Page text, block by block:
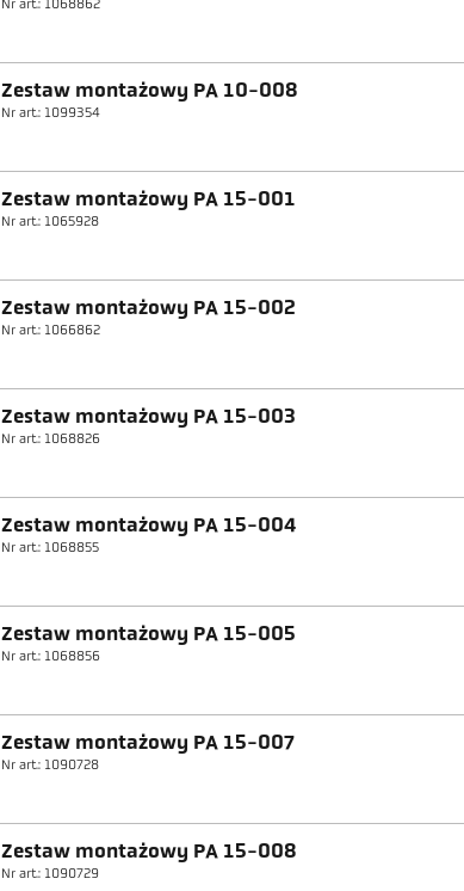
Nr art.: 1068862
Zestaw montażowy PA 10-008
Nr art.: 1099354
Zestaw montażowy PA 15-001
Nr art.: 1065928
Zestaw montażowy PA 15-002
Nr art.: 1066862
Zestaw montażowy PA 15-003
Nr art.: 1068826
Zestaw montażowy PA 15-004
Nr art.: 1068855
Zestaw montażowy PA 15-005
Nr art.: 1068856
Zestaw montażowy PA 15-007
Nr art.: 1090728
Zestaw montażowy PA 15-008
Nr art.: 1090729